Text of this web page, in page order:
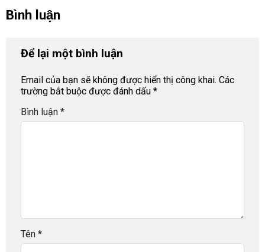
Bình luận
Để lại một bình luận
Email của bạn sẽ không được hiển thị công khai. Các
trường bắt buộc được đánh dấu *
Bình luận *
Tên *